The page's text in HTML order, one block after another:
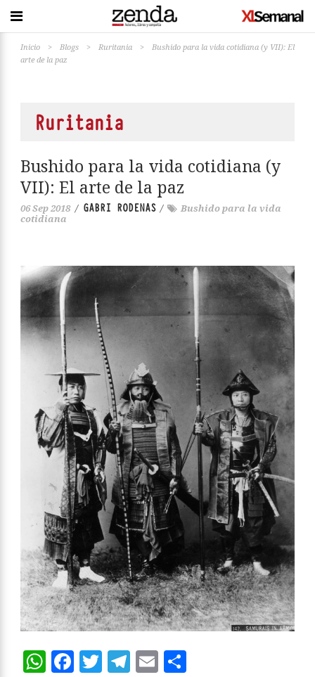
Inicio > Blogs > Ruritania >
Bushido para la vida cotidiana (y VII): El
arte de la paz
Ruritania
Bushido para la vida cotidiana (y
VII): El arte de la paz
06 Sep 2018 / GABRI RODENAS /
Bushido para la vida
cotidiana
WhatsApp
Facebook
Twitter
Telegram
Email